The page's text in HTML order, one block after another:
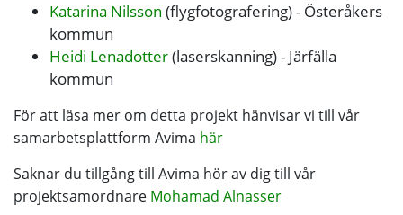
Katarina Nilsson (flygfotografering) - Österåkers
kommun
Heidi Lenadotter(laserskanning) - Järfälla
kommun
För att läsa mer om detta projekt hänvisar vi till vår
samarbetsplattform Avima här
Saknar du tillgång till Avima hör av dig till vår
projektsamordnare Mohamad Alnasser